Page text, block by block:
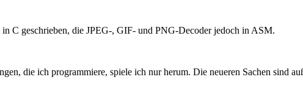
C geschrieben, die JPEG-, GIF- und PNG-Decoder jedoch in ASM.
die ich programmiere, spiele ich nur herum. Die neueren Sachen sind